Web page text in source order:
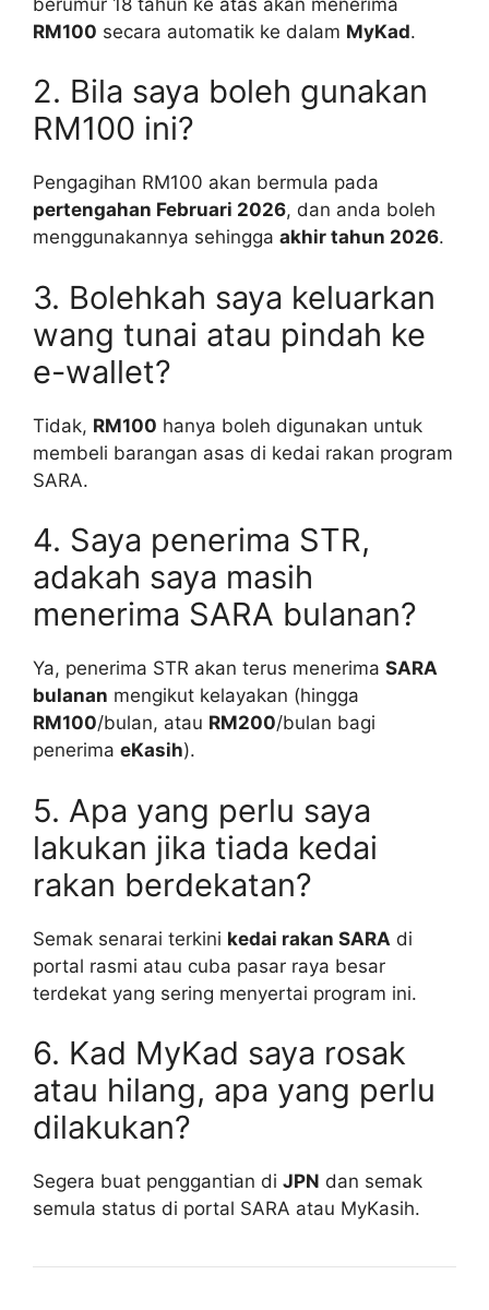
RM100 secara automatik ke dalam MyKad.
2. Bila saya boleh gunakan
RM100 ini?
Pengagihan RM100 akan bermula pada
pertengahan Februari 2026, dan anda boleh
menggunakannya sehingga akhir tahun 2026.
3. Bolehkah saya keluarkan
wang tunai atau pindah ke
e-wallet?
Tidak, RM100 hanya boleh digunakan untuk
membeli barangan asas di kedai rakan program
SARA.
4. Saya penerima STR,
adakah saya masih
menerima SARA bulanan?
Ya, penerima STR akan terus menerima SARA
bulanan mengikut kelayakan (hingga
RM100/bulan, atau RM200/bulan bagi
penerima eKasih).
5. Apa yang perlu saya
lakukan jika tiada kedai
rakan berdekatan?
Semak senarai terkini kedai rakan SARA di
portal rasmi atau cuba pasar raya besar
terdekat yang sering menyertai program ini.
6. Kad MyKad saya rosak
atau hilang, apa yang perlu
dilakukan?
Segera buat penggantian di JPN dan semak
semula status di portal SARA atau MyKasih.